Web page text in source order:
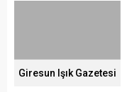
Giresun Işık Gazetesi